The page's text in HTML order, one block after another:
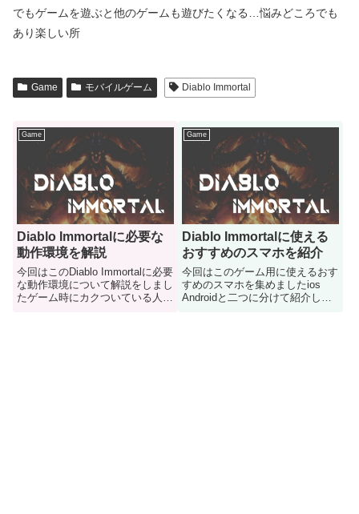
でもゲームを遊ぶと他のゲームも遊びたくなる…悩みどころでも
あり楽しい所
Game モバイルゲーム Diablo Immortal
Game
Diablo Immortalに必要な
動作環境を解説
今回はこのDiablo Immortalに必要
な動作環境について解説をしまし
たゲーム時にカクついている人は
Game
Diablo Immortalに使える
おすすめのスマホを紹介
今回はこのゲーム用に使えるおす
すめのスマホを集めましたios
Androidと二つに分けて紹介して